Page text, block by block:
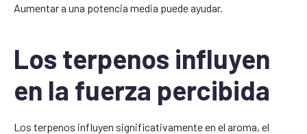
Aumentar a una potencia media puede ayudar.
Los terpenos influyen
en la fuerza percibida
Los terpenos influyen significativamente en el aroma, el